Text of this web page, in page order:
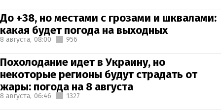
До +38, но местами с грозами и шквалами:
какая будет погода на выходных
8 августа, 08:00 956
Похолодание идет в Украину, но
некоторые регионы будут страдать от
жары: погода на 8 августа
8 августа, 06:46 1327